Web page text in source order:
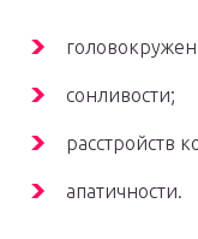
сонливости;
расстройств
апатичности.